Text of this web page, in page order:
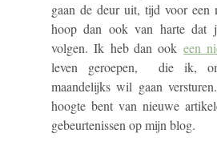
gaan de deur uit, tijd voor een
hoop dan ook van harte dat
volgen. Ik heb dan ookeen
leven geroepen, die ik,
maandelijks wil gaan
hoogte bent van nieuwe
gebeurtenissen op mijn blog.